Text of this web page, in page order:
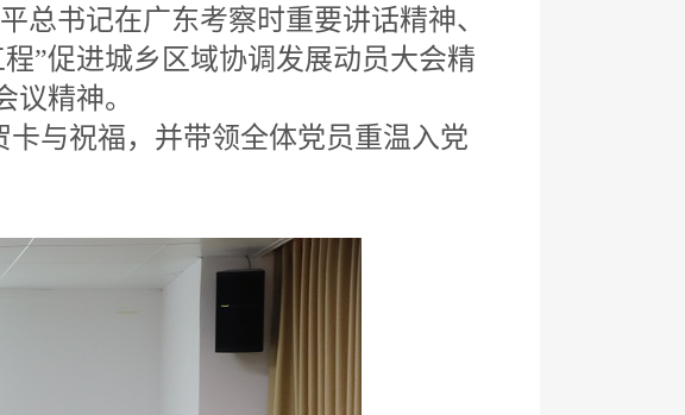
总书记在广东考察时重要讲话精神、
”促进城乡区域协调发展动员大会精
精神。
与祝福，并带领全体党员重温入党